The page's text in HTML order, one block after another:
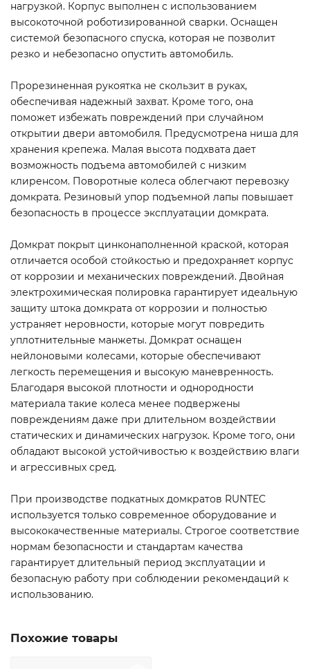
нагрузкой. Корпус выполнен с использованием
высокоточной роботизированной сварки. Оснащен
системой безопасного спуска, которая не позволит
резко и небезопасно опустить автомобиль.
Прорезиненная рукоятка не скользит в руках,
обеспечивая надежный захват. Кроме того, она
поможет избежать повреждений при случайном
открытии двери автомобиля. Предусмотрена ниша для
хранения крепежа. Малая высота подхвата дает
возможность подъема автомобилей с низким
клиренсом. Поворотные колеса облегчают перевозку
домкрата. Резиновый упор подъемной лапы повышает
безопасность в процессе эксплуатации домкрата.
Домкрат покрыт цинконаполненной краской, которая
отличается особой стойкостью и предохраняет корпус
от коррозии и механических повреждений. Двойная
электрохимическая полировка гарантирует идеальную
защиту штока домкрата от коррозии и полностью
устраняет неровности, которые могут повредить
уплотнительные манжеты. Домкрат оснащен
нейлоновыми колесами, которые обеспечивают
легкость перемещения и высокую маневренность.
Благодаря высокой плотности и однородности
материала такие колеса менее подвержены
повреждениям даже при длительном воздействии
статических и динамических нагрузок. Кроме того, они
обладают высокой устойчивостью к воздействию влаги
и агрессивных сред.
При производстве подкатных домкратов RUNTEC
используется только современное оборудование и
высококачественные материалы. Строгое соответствие
нормам безопасности и стандартам качества
гарантирует длительный период эксплуатации и
безопасную работу при соблюдении рекомендаций к
использованию.
Похожие товары